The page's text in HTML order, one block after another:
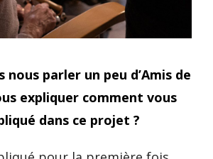
nous parler un peu d’Amis de
expliquer comment vous
dans ce projet ?